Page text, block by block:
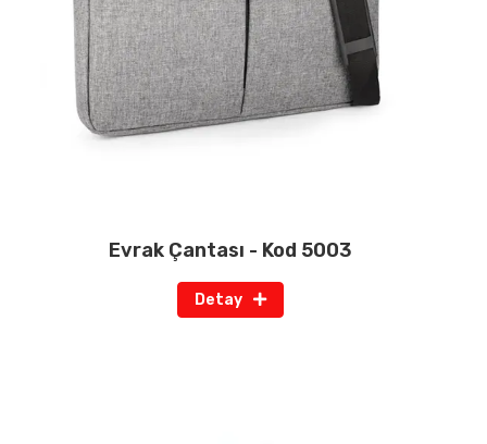
Evrak Çantası - Kod 5003
Detay